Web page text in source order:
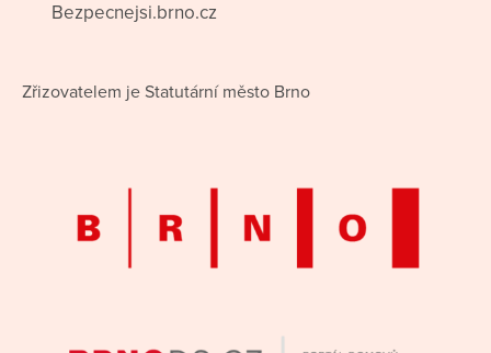
Bezpecnejsi.brno.cz
Zřizovatelem je Statutární město Brno